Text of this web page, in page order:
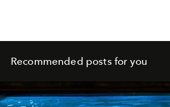
Recommended posts for you